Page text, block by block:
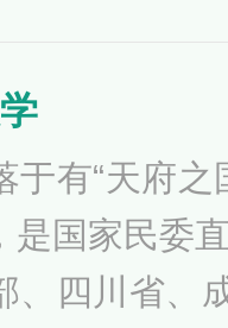
越法律人才
、国家建设
学金来华留
于有“天府之
国家民委
、四川省、